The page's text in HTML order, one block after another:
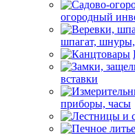
огородный
шпагат,
вставки
приборы, часы